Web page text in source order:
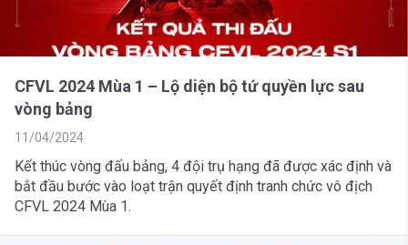
CFVL 2024 Mùa 1 – Lộ diện bộ tứ quyền lực sau
vòng bảng
11/04/2024
Kết thúc vòng đấu bảng, 4 đội trụ hạng đã được xác định và
bắt đầu bước vào loạt trận quyết định tranh chức vô địch
CFVL 2024 Mùa 1.